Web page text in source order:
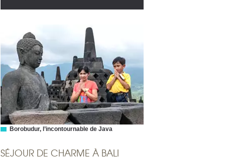
Borobudur, l’incontournable de Java
SÉJOUR DE CHARME À BALI